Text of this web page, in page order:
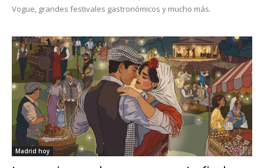
Vogue, grandes festivales gastronómicos y mucho más.
Madrid hoy